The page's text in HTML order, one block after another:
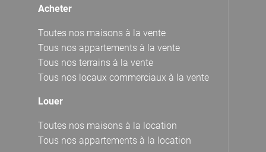
Acheter
Toutes nos maisons à la vente
Tous nos appartements à la vente
Tous nos terrains à la vente
Tous nos locaux commerciaux à la vente
Louer
Toutes nos maisons à la location
Tous nos appartements à la location